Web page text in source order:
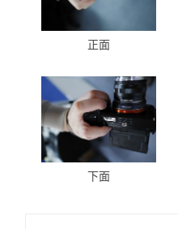
正面
下面